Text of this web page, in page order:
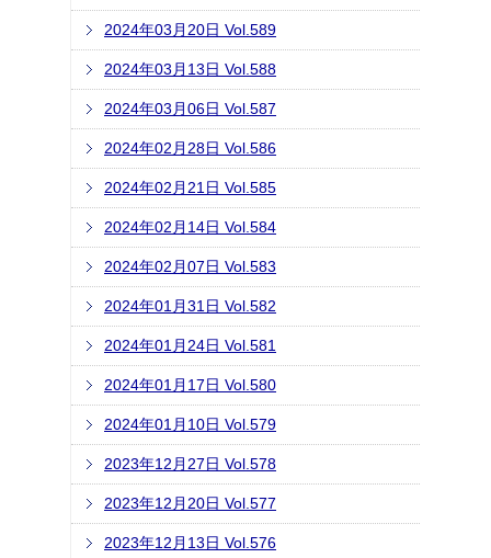
2024年03月20日 Vol.589
2024年03月13日 Vol.588
2024年03月06日 Vol.587
2024年02月28日 Vol.586
2024年02月21日 Vol.585
2024年02月14日 Vol.584
2024年02月07日 Vol.583
2024年01月31日 Vol.582
2024年01月24日 Vol.581
2024年01月17日 Vol.580
2024年01月10日 Vol.579
2023年12月27日 Vol.578
2023年12月20日 Vol.577
2023年12月13日 Vol.576